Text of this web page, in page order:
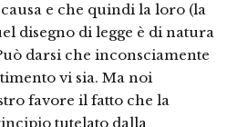
e che quindi la loro (la
disegno di legge è di natura
darsi che inconsciamente
vi sia. Ma noi
favore il fatto che la
tutelato dalla